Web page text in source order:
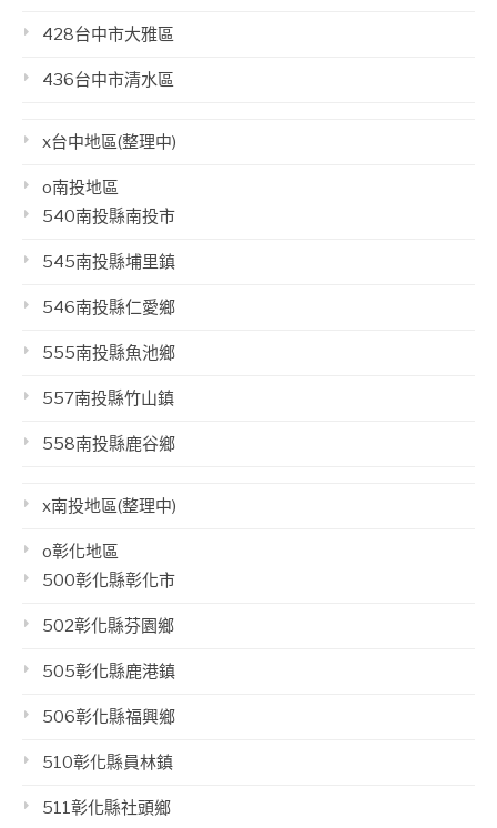
428台中市大雅區
436台中市清水區
x台中地區(整理中)
o南投地區
540南投縣南投市
545南投縣埔里鎮
546南投縣仁愛鄉
555南投縣魚池鄉
557南投縣竹山鎮
558南投縣鹿谷鄉
x南投地區(整理中)
o彰化地區
500彰化縣彰化市
502彰化縣芬園鄉
505彰化縣鹿港鎮
506彰化縣福興鄉
510彰化縣員林鎮
511彰化縣社頭鄉